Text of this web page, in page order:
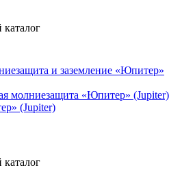
и заземление «Юпитер»
молниезащита «Юпитер» (Jupiter)
(Jupiter)